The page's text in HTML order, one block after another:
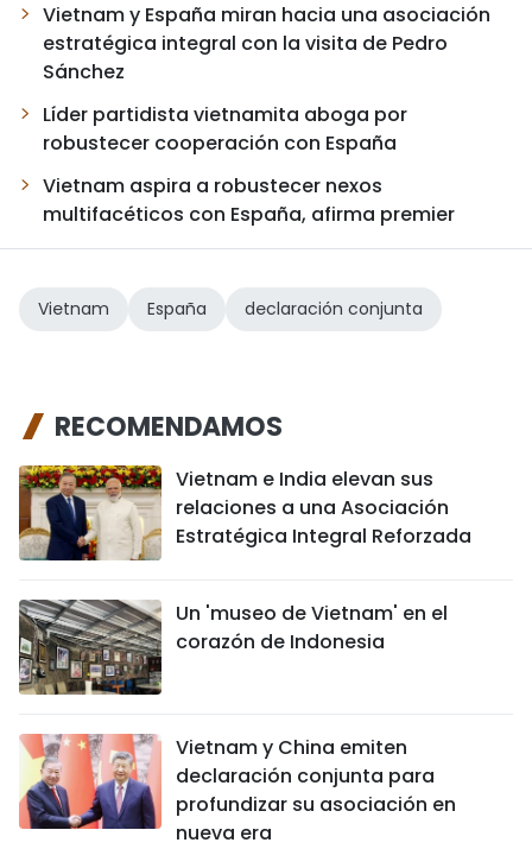
Vietnam y España miran hacia una asociación
estratégica integral con la visita de Pedro
Sánchez
Líder partidista vietnamita aboga por
robustecer cooperación con España
Vietnam aspira a robustecer nexos
multifacéticos con España, afirma premier
Vietnam España declaración conjunta
RECOMENDAMOS
Vietnam e India elevan sus
relaciones a una Asociación
Estratégica Integral Reforzada
Un 'museo de Vietnam' en el
corazón de Indonesia
Vietnam y China emiten
declaración conjunta para
profundizar su asociación en
nueva era